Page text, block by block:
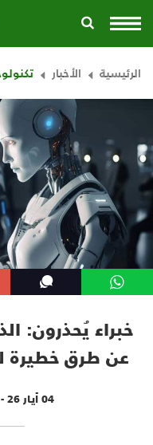
الرئيسية الأخبار
خبراء يُحذرون:
عن طرق خطيرة
04 أيار 26 - 10:44